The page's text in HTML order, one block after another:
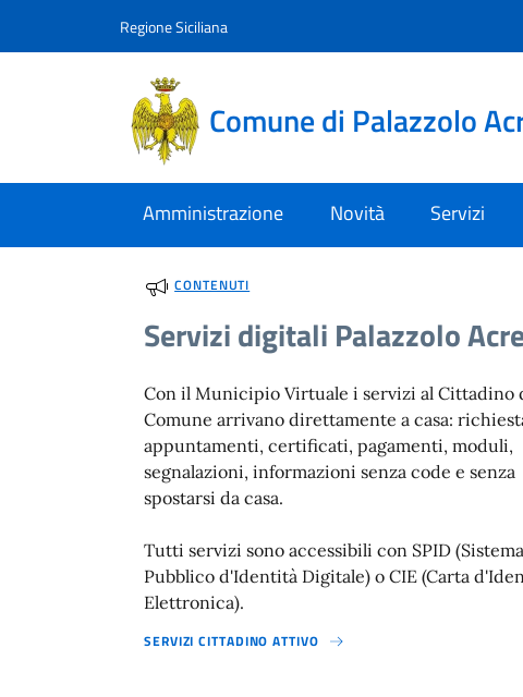
Regione Siciliana
Comune di Palazzolo
Amministrazione Novità Servizi
CONTENUTI
Servizi digitali Palazzolo
Con il Municipio Virtuale i servizi al Cittadino
Comune arrivano direttamente a casa:
appuntamenti, certificati, pagamenti, moduli,
segnalazioni, informazioni senza code e senza
spostarsi da casa.
Tutti servizi sono accessibili con SPID (Sistema
Pubblico d'Identità Digitale) o CIE (Carta
Elettronica).
SERVIZI CITTADINO ATTIVO